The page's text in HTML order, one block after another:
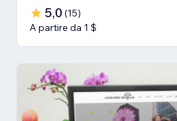
5,0 (15)
A partire da 1 $